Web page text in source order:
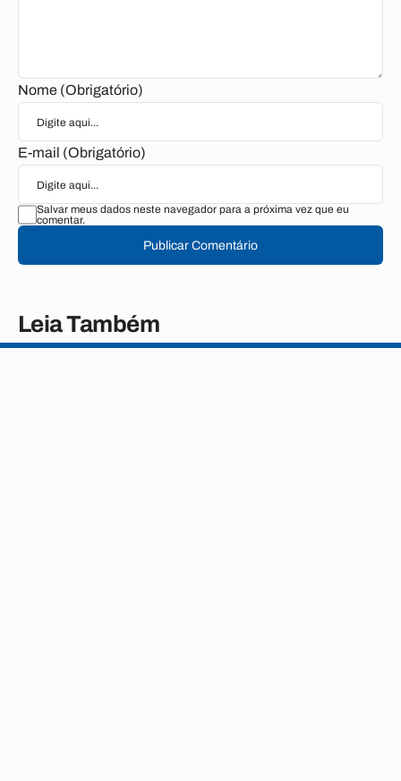
Nome (Obrigatório)
E-mail (Obrigatório)
Salvar meus dados neste navegador para a próxima vez que eu
comentar.
Publicar Comentário
Leia Também